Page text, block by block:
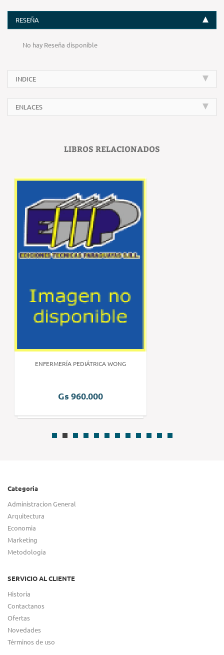
RESEÑA
No hay Reseña disponible
INDICE
ENLACES
LIBROS RELACIONADOS
ENFERMERÍA PEDIÁTRICA WONG
Gs 960.000
Categoria
Administracion General
Arquitectura
Economia
Marketing
Metodologia
SERVICIO AL CLIENTE
Historia
Contactanos
Ofertas
Novedades
Términos de uso